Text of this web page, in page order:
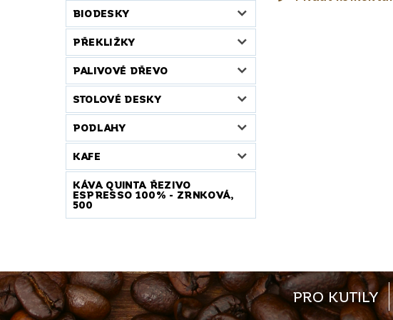
BIODESKY
PŘEKLIŽKY
PALIVOVÉ DŘEVO
STOLOVÉ DESKY
PODLAHY
KAFE
KÁVA QUINTA ŘEZIVO
ESPRESSO 100% - ZRNKOVÁ,
500
PRO KUTILY